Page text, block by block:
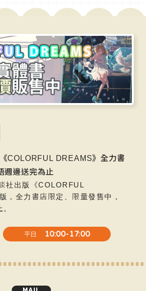
COLORFUL DREAMS》全力書
週邊送完為止
社出版《COLORFUL
，全力書店限定、限量發售中，
平日 10:00-17:00